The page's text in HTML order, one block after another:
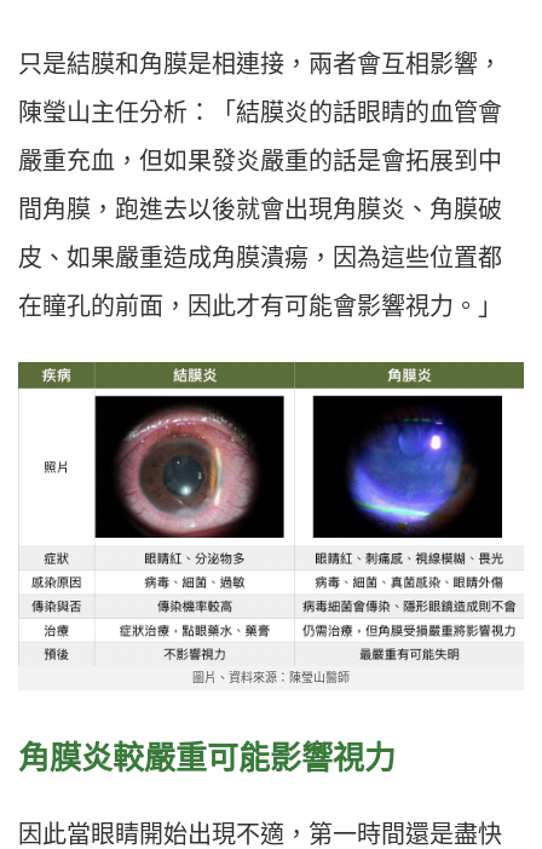
只是結膜和角膜是相連接，兩者會互相影響，
陳瑩山主任分析：「結膜炎的話眼睛的血管會
嚴重充血，但如果發炎嚴重的話是會拓展到中
間角膜，跑進去以後就會出現角膜炎、角膜破
皮、如果嚴重造成角膜潰瘍，因為這些位置都
在瞳孔的前面，因此才有可能會影響視力。」
圖片、資料來源：陳瑩山醫師
角膜炎較嚴重可能影響視力
因此當眼睛開始出現不適，第一時間還是盡快